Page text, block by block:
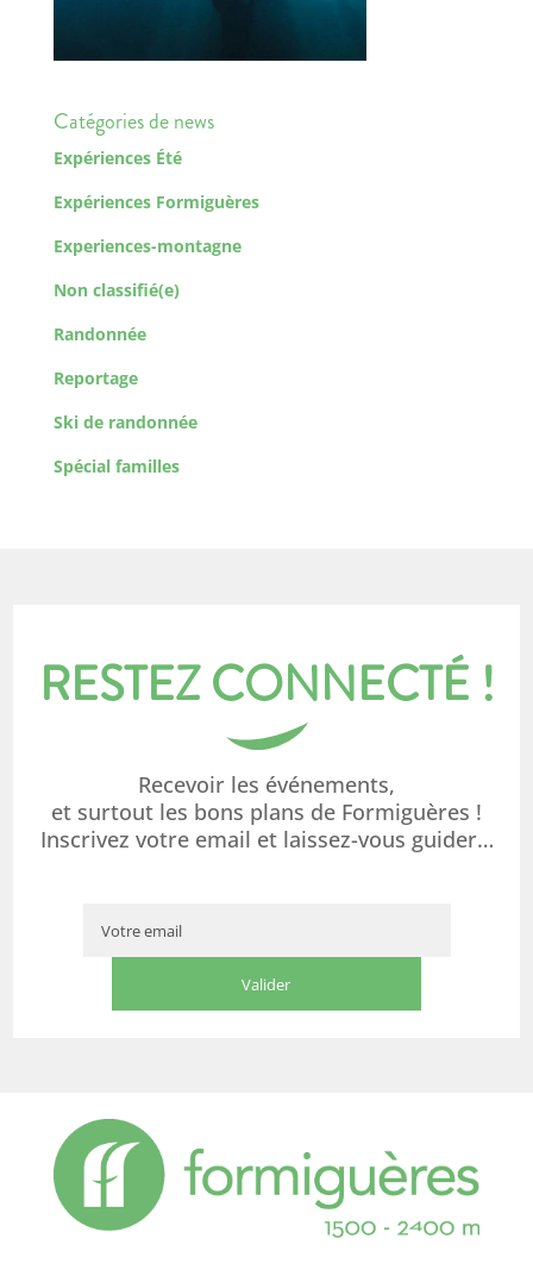
Catégories de news
Expériences Été
Expériences Formiguères
Experiences-montagne
Non classifié(e)
Randonnée
Reportage
Ski de randonnée
Spécial familles
RESTEZ CONNECTÉ !
Recevoir les événements,
et surtout les bons plans de Formiguères !
Inscrivez votre email et laissez-vous guider…